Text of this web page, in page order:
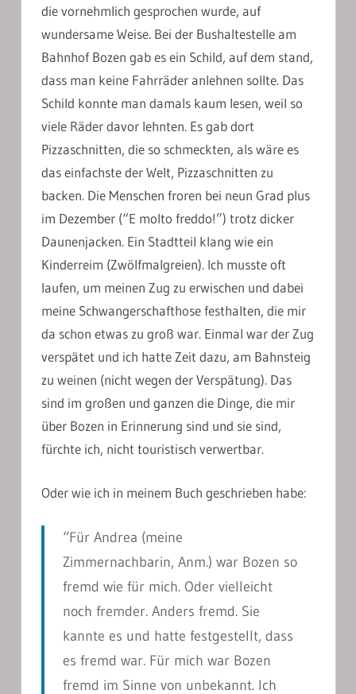
die vornehmlich gesprochen wurde, auf
wundersame Weise. Bei der Bushaltestelle am
Bahnhof Bozen gab es ein Schild, auf dem stand,
dass man keine Fahrräder anlehnen sollte. Das
Schild konnte man damals kaum lesen, weil so
viele Räder davor lehnten. Es gab dort
Pizzaschnitten, die so schmeckten, als wäre es
das einfachste der Welt, Pizzaschnitten zu
backen. Die Menschen froren bei neun Grad plus
im Dezember (“E molto freddo!”) trotz dicker
Daunenjacken. Ein Stadtteil klang wie ein
Kinderreim (Zwölfmalgreien). Ich musste oft
laufen, um meinen Zug zu erwischen und dabei
meine Schwangerschafthose festhalten, die mir
da schon etwas zu groß war. Einmal war der Zug
verspätet und ich hatte Zeit dazu, am Bahnsteig
zu weinen (nicht wegen der Verspätung). Das
sind im großen und ganzen die Dinge, die mir
über Bozen in Erinnerung sind und sie sind,
fürchte ich, nicht touristisch verwertbar.
Oder wie ich in meinem Buch geschrieben habe:
“Für Andrea (meine
Zimmernachbarin, Anm.) war Bozen so
fremd wie für mich. Oder vielleicht
noch fremder. Anders fremd. Sie
kannte es und hatte festgestellt, dass
es fremd war. Für mich war Bozen
fremd im Sinne von unbekannt. Ich